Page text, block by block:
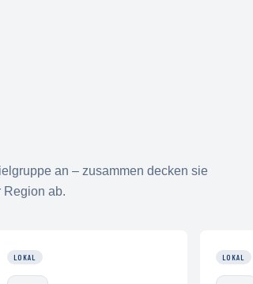
an – zusammen decken sie
Region ab.
LOKAL LOKAL